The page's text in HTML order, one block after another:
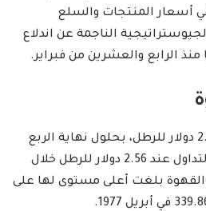
أسعار المنتجات والسلع
الناجمة عن اندلاع
منذ الرابع والعشرين من فبراير.
وقد يتم تداول القهوة بـ2.34 دولار للرطل، بحلول نهاية الربع
الحالي من العام، وسيتم التداول عند 2.56 دولار للرطل خلال
القهوة بلغت أعلى مستوى لها على